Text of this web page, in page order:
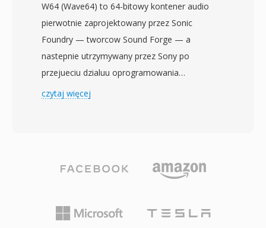
ograniczonej pamieci, wiec format unika
etapow transformacji czy zlozonego
parsowania strumienia bitow. Dzwonki sa
zwykle dostarczane przez interfejs webowy do
zarzadzania lub scentralizowany serwer
konfiguracji, umozliwiajac administratorom IT
telefonii VoIP, jego prosty uklad binarny
oznacza, ze narzedzia do konwersji moga
minimalnym nakladzie pracy. Kluczowe zalety
W64 (Wave64) to 64-bitowy kontener audio
pierwotnie zaprojektowany przez Sonic
Foundry — tworcow Sound Forge — a
nastepnie utrzymywany przez Sony po
przejueciu dzialuu oprogramowania
desktopowego Sonic Foundry w 2003 roku.
ktore staje sie problematyczne podczas dlugich
rejestracji czy produkcji o wysokiej
czestotliwosci probkowania. W64 osiaga to,
czytaj więcej